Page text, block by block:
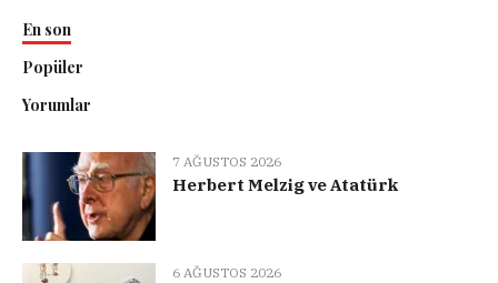
En son
Popüler
Yorumlar
7 AĞUSTOS 2026
Herbert Melzig ve Atatürk
6 AĞUSTOS 2026